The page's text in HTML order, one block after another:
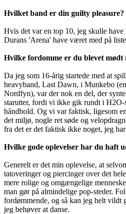
Hvilket band er din guilty pleasure?
Hvis det var en top 10, jeg skulle
Durans 'Arena' have været med på
Hvilke fordomme er du blevet mødt
Da jeg som 16-årig startede med at
heavyband, Last Dawn, i Munkebo
Nordfyn), var der nok en del, der
starutter, fordi vi ikke gik rundt i H2O-
håndbold. Og vi var faktisk, ligesom
det miljø, nogle ret søde og
fra det er det faktisk ikke noget, jeg
Hvilke gode oplevelser har du haft
Generelt er det min oplevelse, at
tatoveringer og piercinger over det
mere rolige og omgængelige
man gør på almindelige pop-steder.
fordømmende, og så kan jeg helt vildt
jeg behøver at danse.